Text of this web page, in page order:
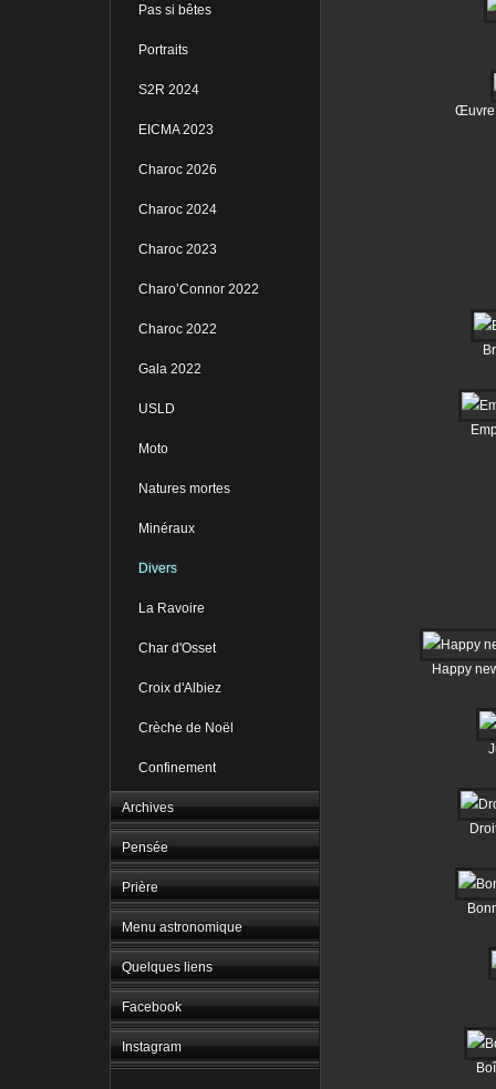
Pas si bêtes
Portraits
S2R 2024
EICMA 2023
Charoc 2026
Charoc 2024
Charoc 2023
Charo’Connor 2022
Charoc 2022
Gala 2022
USLD
Moto
Natures mortes
Minéraux
Divers
La Ravoire
Char d'Osset
Croix d'Albiez
Crèche de Noël
Confinement
Archives
Pensée
Prière
Menu astronomique
Quelques liens
Facebook
Instagram
Œuvre
Happy